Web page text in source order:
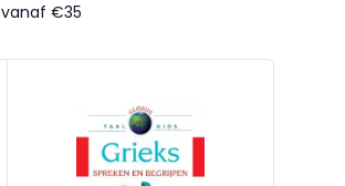
vanaf €35